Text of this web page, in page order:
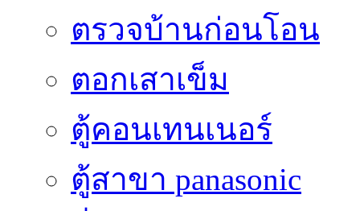
ตรวจบ้านก่อนโอน
ตอกเสาเข็ม
ตู้คอนเทนเนอร์
ตู้สาขา panasonic